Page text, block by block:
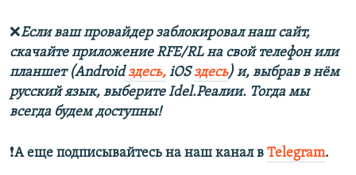
❌Если ваш провайдер заблокировал наш сайт,
скачайте приложение RFE/RL на свой телефон или
планшет (Androidздесь, iOSздесь) и, выбрав в нём
русский язык, выберите Idel.Реалии. Тогда мы
всегда будем доступны!
❗️А еще подписывайтесь на наш канал в Telegram.